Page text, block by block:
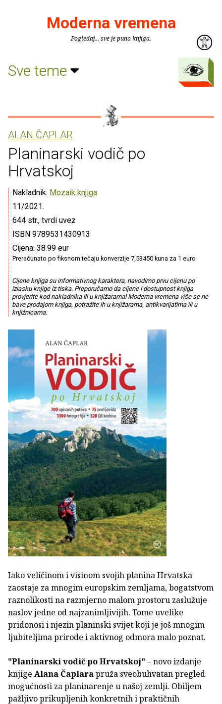
Moderna vremena
Pogledaj... sve je puno knjiga.
Sve teme
ALAN ČAPLAR
Planinarski vodič po
Hrvatskoj
Nakladnik: Mozaik knjiga
11/2021.
644 str., tvrdi uvez
ISBN 9789531430913
Cijena: 38.99 eur
Preračunato po fiksnom tečaju konverzije 7,53450 kuna za 1 euro
Cijene knjiga su informativnog karaktera, navodimo prvu cijenu po
izlasku knjige iz tiska. Preporučamo da cijene i dostupnost knjiga
provjerite kod nakladnika ili u knjižarama! Moderna vremena više se ne
bave prodajom knjiga, potražite ih u knjižarama, antikvarijatima ili u
knjižnicama.
Iako veličinom i visinom svojih planina Hrvatska
zaostaje za mnogim europskim zemljama, bogatstvom
raznolikosti na razmjerno malom prostoru zaslužuje
naslov jedne od najzanimljivijih. Tome uvelike
pridonosi i njezin planinski svijet koji je još mnogim
ljubiteljima prirode i aktivnog odmora malo poznat.
"Planinarski vodič po Hrvatskoj" – novo izdanje
knjige Alana Čaplarapruža sveobuhvatan pregled
mogućnosti za planinarenje u našoj zemlji. Obiljem
pažljivo prikupljenih konkretnih i praktičnih